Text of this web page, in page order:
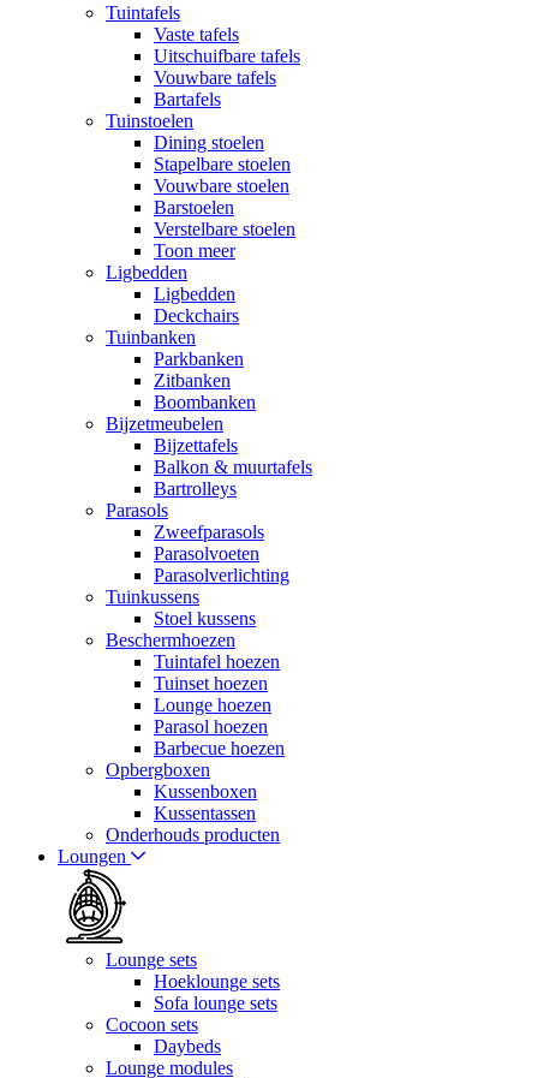
Tuintafels
Vaste tafels
Uitschuifbare tafels
Vouwbare tafels
Bartafels
Tuinstoelen
Dining stoelen
Stapelbare stoelen
Vouwbare stoelen
Barstoelen
Verstelbare stoelen
Toon meer
Ligbedden
Ligbedden
Deckchairs
Tuinbanken
Parkbanken
Zitbanken
Boombanken
Bijzetmeubelen
Bijzettafels
Balkon & muurtafels
Bartrolleys
Parasols
Zweefparasols
Parasolvoeten
Parasolverlichting
Tuinkussens
Stoel kussens
Beschermhoezen
Tuintafel hoezen
Tuinset hoezen
Lounge hoezen
Parasol hoezen
Barbecue hoezen
Opbergboxen
Kussenboxen
Kussentassen
Onderhouds producten
Loungen
Lounge sets
Hoeklounge sets
Sofa lounge sets
Cocoon sets
Daybeds
Lounge modules